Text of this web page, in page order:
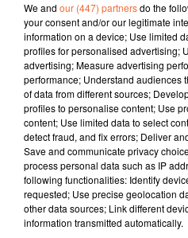
24 décembre 2021
JOURNAL DU VENDREDI 24
Fabien Gazeau
L'info près de chez vous
Présenté par Fabien Gazeau
- Dramatique accident ce
adolescente de 16 ans tuée
route.
- La Conf paysanne
Combrand (photo)
We and our (447) partnersdo the
your consent and/or our legitimate
information on a device; Use limited
profiles for personalised advertising;
advertising; Measure advertising
performance; Understand audiences
of data from different sources;
profiles to personalise content; Use
content; Use limited data to select
detect fraud, and fix errors; Deliver
Save and communicate privacy
process personal data such as IP
following functionalities: Identify
requested; Use precise geolocation
other data sources; Link different
information transmitted automatically.